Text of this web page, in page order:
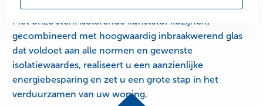
Met onze sterk isolerende kunststof kozijnen,
gecombineerd met hoogwaardig inbraakwerend glas
dat voldoet aan alle normen en gewenste
isolatiewaardes, realiseert u een aanzienlijke
energiebesparing en zet u een grote stap in het
verduurzamen van uw woning.